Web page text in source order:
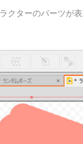
クターのパーツが